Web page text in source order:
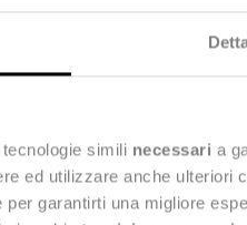
tecnologie simili necessari a
ed utilizzare anche
per garantirti una migliore
soluzione in cloud,
di
specializzate